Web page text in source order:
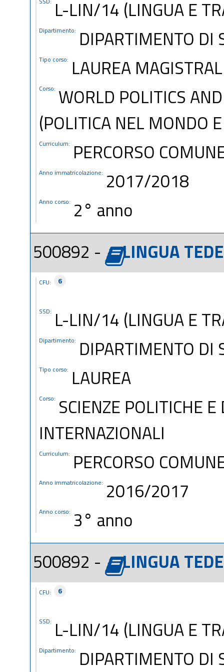
L-LIN/14 (LINGUA E
Dipartimento: DIPARTIMENTO DI
Tipo corso: LAUREA
Corso: WORLD POLITICS
(POLITICA NEL MONDO
Curriculum: PERCORSO
Anno immatricolazione: 2017/2018
Anno corso: 2° anno
500892 -
LINGUA
CFU: 6
SSD: L-LIN/14 (LINGUA E
Dipartimento: DIPARTIMENTO DI
Tipo corso: LAUREA
Corso: SCIENZE POLITICHE
INTERNAZIONALI
Curriculum: PERCORSO
Anno immatricolazione: 2016/2017
Anno corso: 3° anno
500892 -
LINGUA
CFU: 6
SSD: L-LIN/14 (LINGUA E
Dipartimento: DIPARTIMENTO DI